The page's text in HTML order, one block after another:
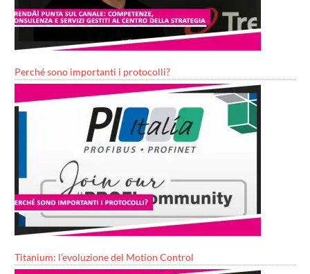
Perché sono importanti i protocolli?
Titanium: l’evoluzione del Motion Control